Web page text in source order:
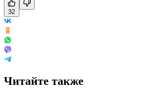
32
Читайте также